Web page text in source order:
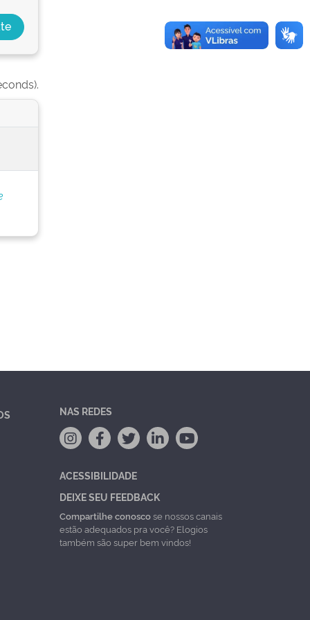
NAS REDES
ACESSIBILIDADE
DEIXE SEU FEEDBACK
Compartilhe conoscose nossos canais
estão adequados pra você? Elogios
também são super bem vindos!